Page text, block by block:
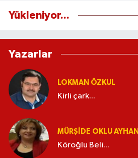
Yükleniyor...
Yazarlar
LOKMAN ÖZKUL
Kirli çark...
MÜRŞIDE OKLU AYHAN
Köroğlu Beli...